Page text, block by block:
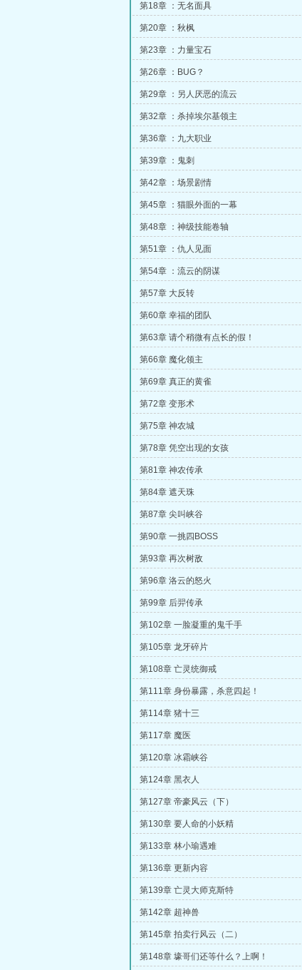
第18章 ：无名面具
第20章 ：秋枫
第23章 ：力量宝石
第26章 ：BUG？
第29章 ：另人厌恶的流云
第32章 ：杀掉埃尔基领主
第36章 ：九大职业
第39章 ：鬼刺
第42章 ：场景剧情
第45章 ：猫眼外面的一幕
第48章 ：神级技能卷轴
第51章 ：仇人见面
第54章 ：流云的阴谋
第57章 大反转
第60章 幸福的团队
第63章 请个稍微有点长的假！
第66章 魔化领主
第69章 真正的黄雀
第72章 变形术
第75章 神农城
第78章 凭空出现的女孩
第81章 神农传承
第84章 遮天珠
第87章 尖叫峡谷
第90章 一挑四BOSS
第93章 再次树敌
第96章 洛云的怒火
第99章 后羿传承
第102章 一脸凝重的鬼千手
第105章 龙牙碎片
第108章 亡灵统御戒
第111章 身份暴露，杀意四起！
第114章 猪十三
第117章 魔医
第120章 冰霜峡谷
第124章 黑衣人
第127章 帝豪风云（下）
第130章 要人命的小妖精
第133章 林小瑜遇难
第136章 更新内容
第139章 亡灵大师克斯特
第142章 超神兽
第145章 拍卖行风云（二）
第148章 壕哥们还等什么？上啊！